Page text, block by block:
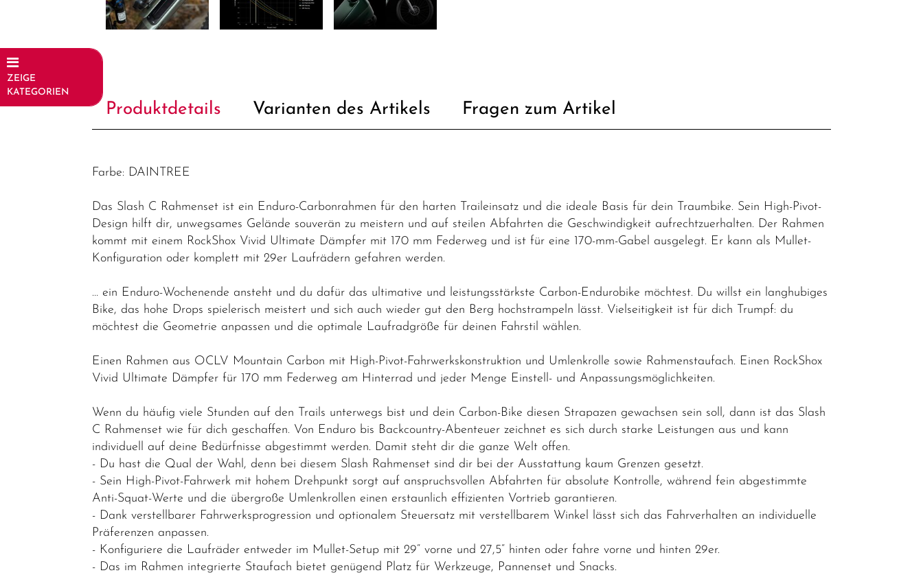
ZEIGE
KATEGORIEN
Mountainbikes
Produktdetails Varianten des Artikels Fragen zum Artikel
Farbe: DAINTREE
Das Slash C Rahmenset ist ein Enduro-Carbonrahmen für den harten Traileinsatz und die ideale Basis für dein Traumbike. Sein High-Pivot-
Design hilft dir, unwegsames Gelände souverän zu meistern und auf steilen Abfahrten die Geschwindigkeit aufrechtzuerhalten. Der Rahmen
kommt mit einem RockShox Vivid Ultimate Dämpfer mit 170 mm Federweg und ist für eine 170-mm-Gabel ausgelegt. Er kann als Mullet-
Konfiguration oder komplett mit 29er Laufrädern gefahren werden.
… ein Enduro-Wochenende ansteht und du dafür das ultimative und leistungsstärkste Carbon-Endurobike möchtest. Du willst ein langhubiges
Bike, das hohe Drops spielerisch meistert und sich auch wieder gut den Berg hochstrampeln lässt. Vielseitigkeit ist für dich Trumpf: du
möchtest die Geometrie anpassen und die optimale Laufradgröße für deinen Fahrstil wählen.
Einen Rahmen aus OCLV Mountain Carbon mit High-Pivot-Fahrwerkskonstruktion und Umlenkrolle sowie Rahmenstaufach. Einen RockShox
Vivid Ultimate Dämpfer für 170 mm Federweg am Hinterrad und jeder Menge Einstell- und Anpassungsmöglichkeiten.
Wenn du häufig viele Stunden auf den Trails unterwegs bist und dein Carbon-Bike diesen Strapazen gewachsen sein soll, dann ist das Slash
C Rahmenset wie für dich geschaffen. Von Enduro bis Backcountry-Abenteuer zeichnet es sich durch starke Leistungen aus und kann
individuell auf deine Bedürfnisse abgestimmt werden. Damit steht dir die ganze Welt offen.
- Du hast die Qual der Wahl, denn bei diesem Slash Rahmenset sind dir bei der Ausstattung kaum Grenzen gesetzt.
- Sein High-Pivot-Fahrwerk mit hohem Drehpunkt sorgt auf anspruchsvollen Abfahrten für absolute Kontrolle, während fein abgestimmte
Anti-Squat-Werte und die übergroße Umlenkrollen einen erstaunlich effizienten Vortrieb garantieren.
- Dank verstellbarer Fahrwerksprogression und optionalem Steuersatz mit verstellbarem Winkel lässt sich das Fahrverhalten an individuelle
Präferenzen anpassen.
- Konfiguriere die Laufräder entweder im Mullet-Setup mit 29“ vorne und 27,5“ hinten oder fahre vorne und hinten 29er.
- Das im Rahmen integrierte Staufach bietet genügend Platz für Werkzeuge, Pannenset und Snacks.